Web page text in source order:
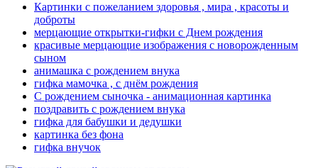
Картинки с пожеланием здоровья , мира , красоты и
доброты
мерцающие открытки-гифки с Днем рождения
красивые мерцающие изображения с новорожденным
сыном
анимашка с рождением внука
гифка мамочка , с днём рождения
С рождением сыночка - анимационная картинка
поздравить с рождением внука
гифка для бабушки и дедушки
картинка без фона
гифка внучок